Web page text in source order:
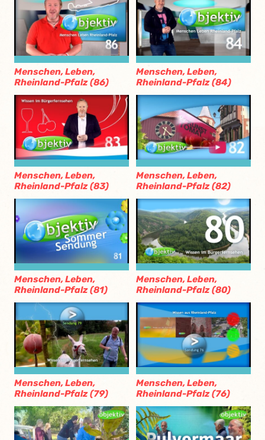
Menschen, Leben,
Rheinland-Pfalz (86)
Menschen, Leben,
Rheinland-Pfalz (84)
Menschen, Leben,
Rheinland-Pfalz (83)
Menschen, Leben,
Rheinland-Pfalz (82)
Menschen, Leben,
Rheinland-Pfalz (81)
Menschen, Leben,
Rheinland-Pfalz (80)
Menschen, Leben,
Rheinland-Pfalz (79)
Menschen, Leben,
Rheinland-Pfalz (76)